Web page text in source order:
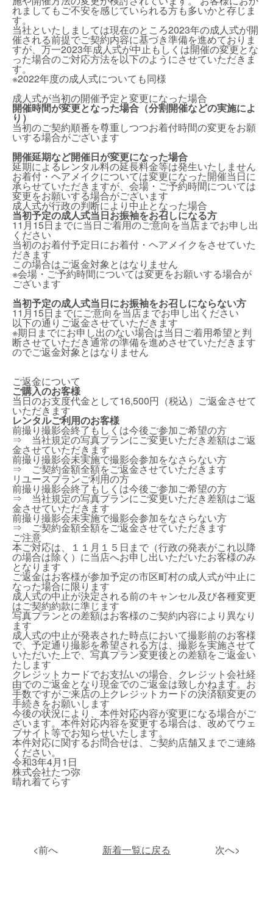
れましてもご不安を感じていられる方も多いかと存じま
す。
当社といたしましては現在のところ2023年の成人式が開
催される前提でご契約内容に基づき準備を進めておりま
すが、万一2023年成人式が中止もしくは開催の変更とな
った場合のご対応方法を以下のようにさせていただきま
す。
※2022年度の成人式についても同様
成人式が当初の開催予定と変更になった場合
開催時間が変更となった場合（分割開催などの実施によ
り）
当初のご契約順番を尊重しつつお着付時間の変更をお願
いする場合がございます
開催延期など開催日が変更になった場合
延期によるレンタル料の延長料金等は発生いたしません
お着付・ヘアメイクについては変更になった開催当日に
承らせていただきますが、会場・ご予約時間については
変更をお願いする場合がございます
成人式が行政の判断により中止となった場合
当初予定の成人式当日お振袖をお召しになる方
11月15日までに当日ご着用のご意向を当店までお申し出
ください
当初のお着付予定日にお着付・ヘアメイクをさせていた
だきます
この場合はご返金対象とはなりません
※会場・ご予約時間については変更をお願いする場合が
ございます
当初予定の成人式当日にお振袖をお召しにならない方
11月15日までにご意向を当店までお申し出ください
以下の通りご返金させていただきます
※期日までにお申し出のない場合は当日ご着用希望と判
断させていただき通常の準備を進めさせていただきます
のでご返金対象とはなりません
ご返金について
ご購入のお客様
当日のお支度代金として16,500円（税込）ご返金させて
いただきます
レンタルご利用のお客様
前撮り撮影会終了もしくは今後ご参加ご希望の方
⇒ 当社規定の写真プランにご変更いただき差額はご返
金させていただきます
前撮り撮影会未実施で撮影会参加をなさらない方
⇒ ご契約金額全額をご返金させていただきます
リユースプランご利用の方
前撮り撮影会終了もしくは今後ご参加ご希望の方
⇒ 当社規定の写真プランにご変更いただき差額はご返
金させていただきます
前撮り撮影会未実施で撮影会参加をなさらない方
⇒ ご契約金額全額をご返金させていただきます
ご注意
本ご対応は、１１月１５日まで（行政の発表がこれ以降
の場合は除く）に当店へお申し出いただいたお客様のみ
となります
ご返金はお客様が参加予定の市区町村の成人式が中止に
なった場合に限ります
成人式の中止が決定される前のキャンセル及び各種変更
はご契約約款に準じます
写真プランとの差額はお客様のご契約内容により異なり
ます
成人式の中止が発表された時点において撮影前のお客様
で、予定通り撮影を希望される方は、撮影を実施させて
いただいた上で、写真プラン変更後との差額をご返金い
たします
クレジットカードでお支払いの場合、クレジット会社経
由でのご返金となり現金でのご返金は致しかねます。お
手数ですがご来店の上クレジットカードの決済額変更の
手続きをお願いします
今後の状況により、本件対応内容が変更になる場合がご
ざいます。本件対応内容を変更する場合は、改めてウェ
ブサイト等でお知らせいたします。
本件対応に関するお問合せは、ご契約店舗又までご連絡
ください。
令和3年4月1日
株式会社たつ弥
晴れ着てらす
<前へ 新着一覧に戻る 次へ>